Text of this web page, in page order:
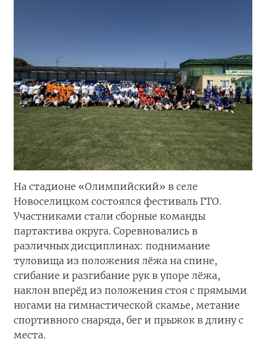
На стадионе «Олимпийский» в селе
Новоселицком состоялся фестиваль ГТО.
Участниками стали сборные команды
партактива округа. Соревновались в
различных дисциплинах: поднимание
туловища из положения лёжа на спине,
сгибание и разгибание рук в упоре лёжа,
наклон вперёд из положения стоя с прямыми
ногами на гимнастической скамье, метание
спортивного снаряда, бег и прыжок в длину с
места.